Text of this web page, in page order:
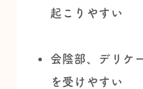
起こりやすい
会陰部、デリケ
を受けやすい